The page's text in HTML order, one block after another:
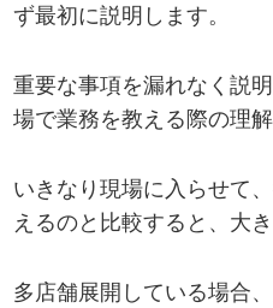
ず最初に説明します。
重要な事項を漏れなく説
場で業務を教える際の理
いきなり現場に入らせて
えるのと比較すると、大
多店舗展開している場合